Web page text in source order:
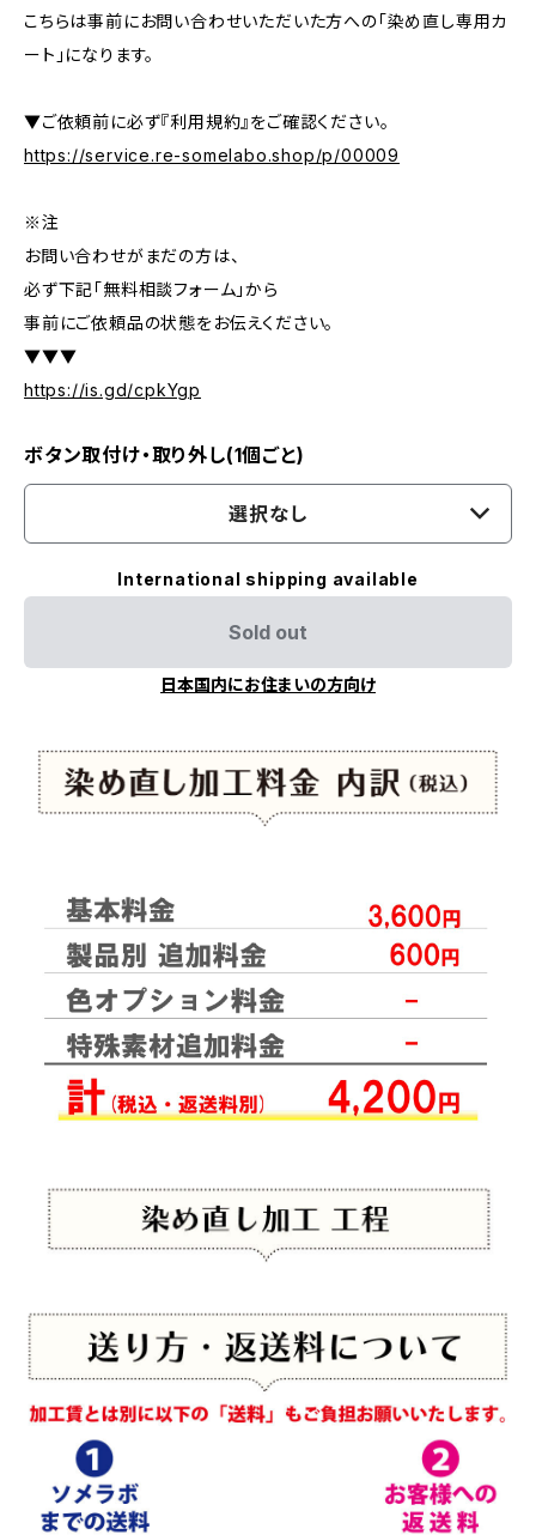
こちらは事前にお問い合わせいただいた方への「染め直し専用カ
ート」になります。
▼ご依頼前に必ず『利用規約』をご確認ください。
https://service.re-somelabo.shop/p/00009
※注
お問い合わせがまだの方は、
必ず下記「無料相談フォーム」から
事前にご依頼品の状態をお伝えください。
▼▼▼
https://is.gd/cpkYgp
ボタン取付け・取り外し(1個ごと)
選択なし
International shipping available
Sold out
日本国内にお住まいの方向け